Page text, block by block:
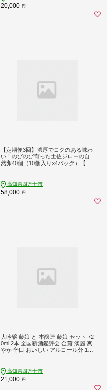
20,000 円
【定期便3回】濃厚でコクのある味わ
い！のびのび育った土佐ジローの自
然卵40個（10個入り×4パック）【合
味 濃厚 コク おいしい 自慢 こだわり
卵 高知 高知県 四万十市 産地直送 送
料無料 26-1015
高知県四万十市
58,000 円
大吟醸 藤娘 と 本醸造 藤娘 セット 72
0ml 2本 全国新酒鑑評会 金賞 淡麗 爽
やか 辛口 おいしい アルコール分 15
贈り物 プレゼント ギフト 高知 高知
県 四万十 四万十市 しまんと 26-321
高知県四万十市
21,000 円